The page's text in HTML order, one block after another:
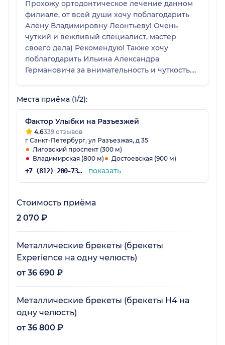
Прохожу ортодонтическое лечение данном
филиале, от всей души хочу поблагодарить
Алёну Владимировну Леонтьеву! Очень
чуткий и вежливый специалист, мастер
своего дела) Рекомендую! Также хочу
поблагодарить Ильина Александра
Германовича за внимательность и чуткость.
Спасибо!
Места приёма (1/2):
Фактор Улыбки на Разъезжей
4.6339 отзывов
г Санкт-Петербург, ул Разъезжая, д 35
Лиговский проспект (300 м)
Владимирская (800 м)
Достоевская (900 м)
+7 (812) 200-73-56 показать
Стоимость приёма
2 070 ₽
Металлические брекеты (брекеты
Experience на одну челюсть)
от 36 690 ₽
Металлические брекеты (брекеты Н4 на
одну челюсть)
от 36 800 ₽